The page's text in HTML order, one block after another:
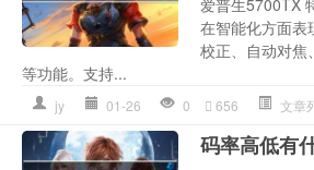
爱普生5700TX
在智能化方面表
校正、自动对焦
等功能。支持...
jy 01-26 0 656 文章
码率高低有